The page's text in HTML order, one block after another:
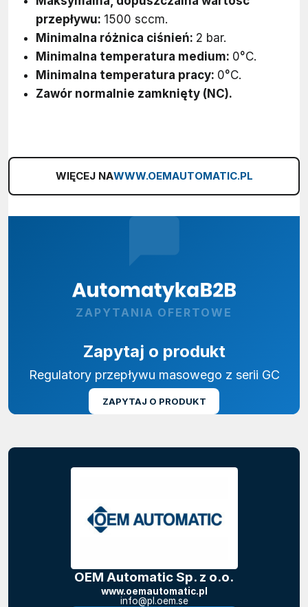
przepływu: 1500 sccm.
Minimalna różnica ciśnień: 2 bar.
Minimalna temperatura medium: 0°C.
Minimalna temperatura pracy: 0°C.
Zawór normalnie zamknięty (NC).
WIĘCEJ NAWWW.OEMAUTOMATIC.PL
ZAPYTANIA OFERTOWE
Zapytaj o produkt
Regulatory przepływu masowego z serii GC
ZAPYTAJ O PRODUKT
OEM Automatic Sp. z o.o.
www.oemautomatic.pl
info@pl.oem.se